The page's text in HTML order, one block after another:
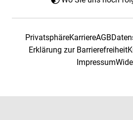
PrivatsphäreKarriereAGB
Erklärung zur Barrierefreiheit
Impressum